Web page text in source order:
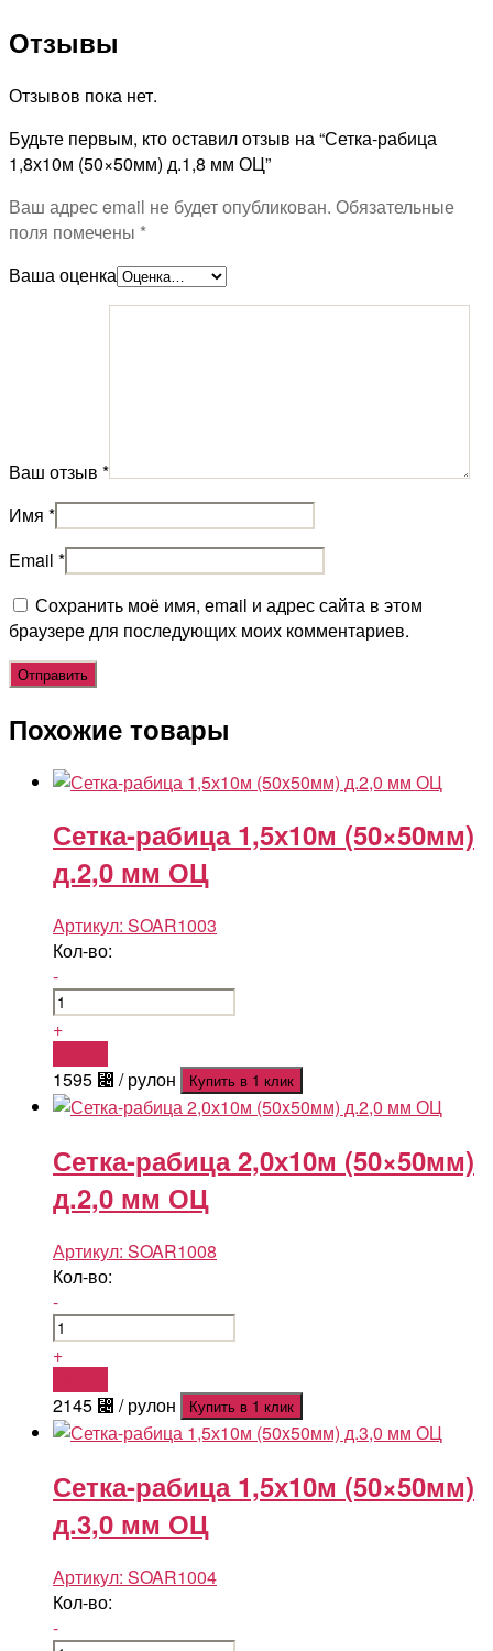
Отзывы
Отзывов пока нет.
Будьте первым, кто оставил отзыв на “Сетка-рабица
1,8х10м (50×50мм) д.1,8 мм ОЦ”
Ваш адрес email не будет опубликован. Обязательные
поля помечены *
Ваша оценка
Ваш отзыв *
Имя *
Email *
Сохранить моё имя, email и адрес сайта в этом
браузере для последующих моих комментариев.
Похожие товары
Сетка-рабица 1,5х10м (50×50мм)
д.2,0 мм ОЦ
Артикул: SOAR1003
Кол-во:
-
+
1595 ⃄ / рулон Купить в 1 клик
Сетка-рабица 2,0х10м (50×50мм)
д.2,0 мм ОЦ
Артикул: SOAR1008
Кол-во:
-
+
2145 ⃄ / рулон Купить в 1 клик
Сетка-рабица 1,5х10м (50×50мм)
д.3,0 мм ОЦ
Артикул: SOAR1004
Кол-во:
-